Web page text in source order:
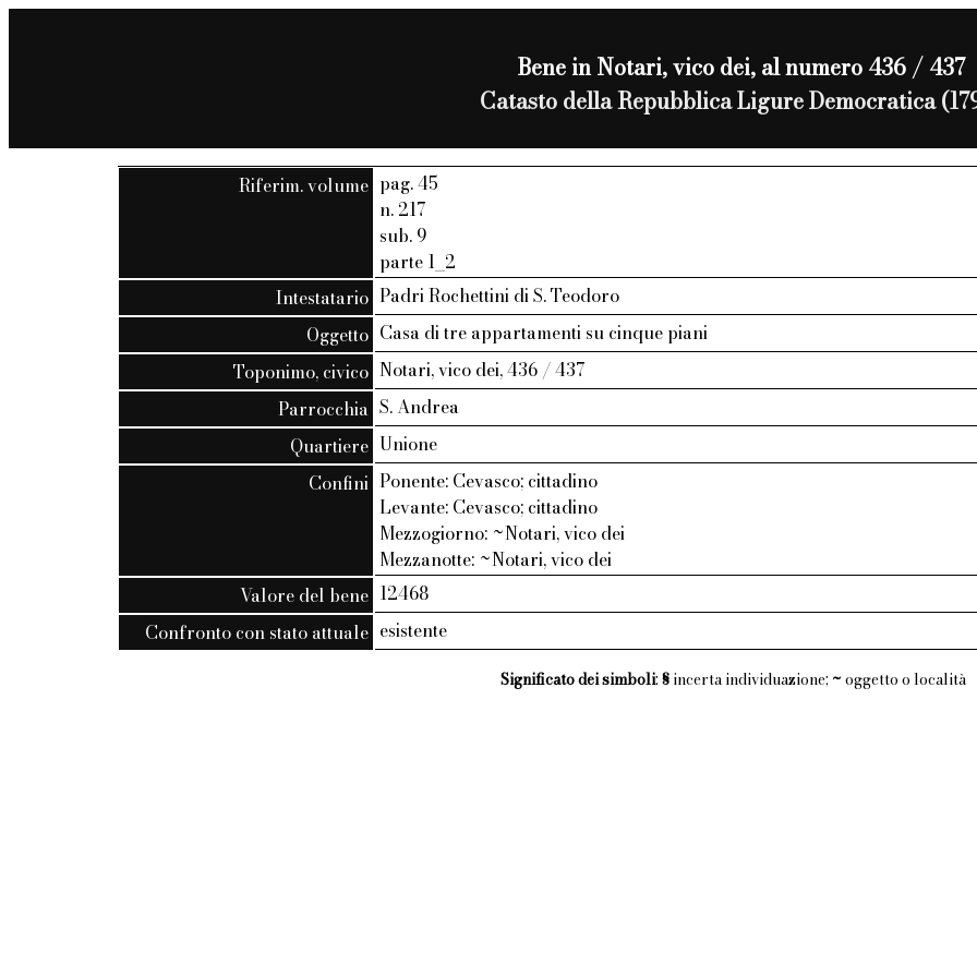
Bene in Notari, vico dei, al numero 436 / 437
Catasto della Repubblica Ligure Democratica
Riferim. volume pag. 45
n. 217
sub. 9
parte 1_2
Intestatario Padri Rochettini di S. Teodoro
Oggetto Casa di tre appartamenti su cinque piani
Toponimo, civico Notari, vico dei, 436 / 437
Parrocchia S. Andrea
Quartiere Unione
Confini Ponente: Cevasco; cittadino
Levante: Cevasco; cittadino
Mezzogiorno: ~Notari, vico dei
Mezzanotte: ~Notari, vico dei
Valore del bene 12468
Confronto con stato attuale esistente
Significato dei simboli: §incerta individuazione; ~ oggetto o località